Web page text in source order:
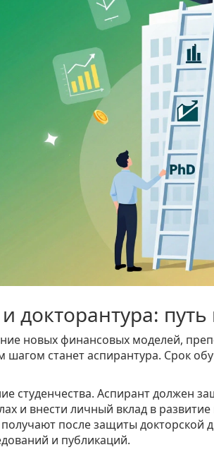
докторантура: путь
новых финансовых моделей,
шагом станет аспирантура. Срок
студенчества. Аспирант должен
и внести личный вклад в
после защиты докторской
и публикаций.